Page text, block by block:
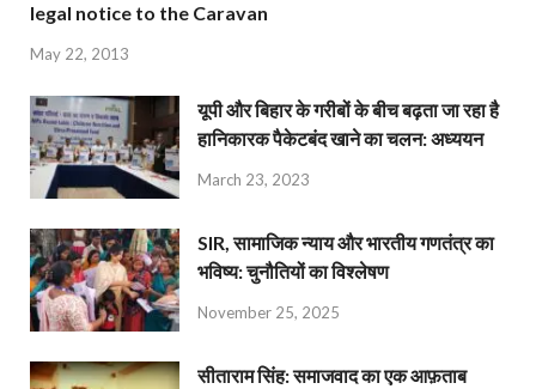
legal notice to the Caravan
May 22, 2013
यूपी और बिहार के गरीबों के बीच बढ़ता जा रहा है
हानिकारक पैकेटबंद खाने का चलन: अध्ययन
March 23, 2023
SIR, सामाजिक न्याय और भारतीय गणतंत्र का
भविष्य: चुनौतियों का विश्लेषण
November 25, 2025
सीताराम सिंह: समाजवाद का एक आफ़ताब